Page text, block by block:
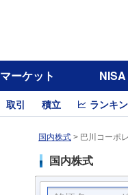
マーケット NISA
取引 積立 ランキ
国内株式 > 巴川コーポ
国内株式